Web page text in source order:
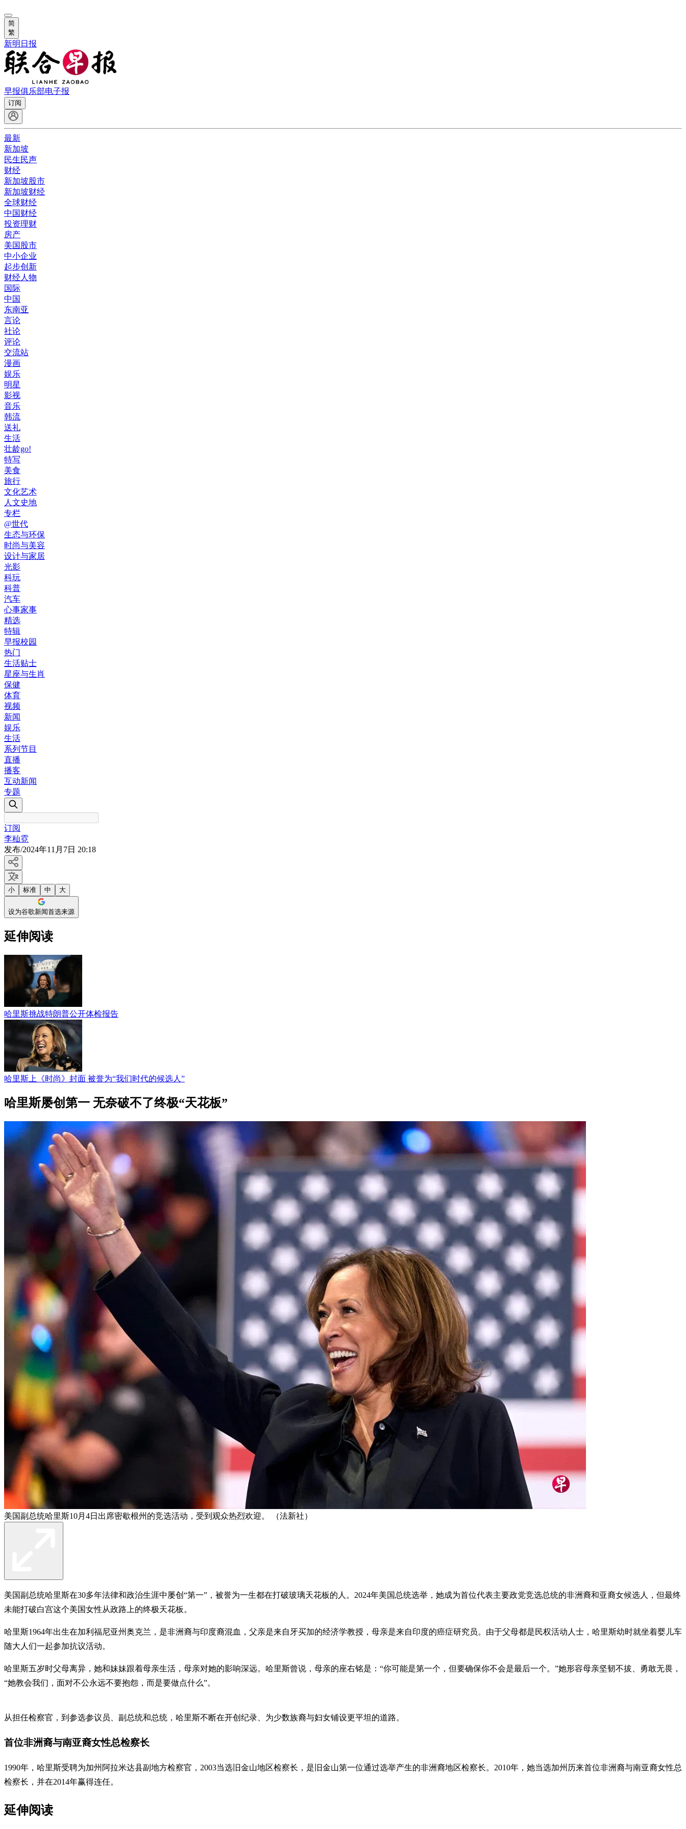
简
繁
新明日报
早报俱乐部电子报
订阅
最新
新加坡
民生民声
财经
新加坡股市
新加坡财经
全球财经
中国财经
投资理财
房产
美国股市
中小企业
起步创新
财经人物
国际
中国
东南亚
言论
社论
评论
交流站
漫画
娱乐
明星
影视
音乐
韩流
送礼
生活
壮龄go!
特写
美食
旅行
文化艺术
人文史地
专栏
@世代
生态与环保
时尚与美容
设计与家居
光影
科玩
科普
汽车
心事家事
精选
特辑
早报校园
热门
生活贴士
星座与生肖
保健
体育
视频
新闻
娱乐
生活
系列节目
直播
播客
互动新闻
专题
订阅
李秈霓
发布/2024年11月7日 20:18
小 标准 中 大
设为谷歌新闻首选来源
延伸阅读
哈里斯挑战特朗普公开体检报告
哈里斯上《时尚》封面 被誉为“我们时代的候选人”
哈里斯屡创第一 无奈破不了终极“天花板”
美国副总统哈里斯10月4日出席密歇根州的竞选活动，受到观众热烈欢迎。 （法新社）
美国副总统哈里斯在30多年法律和政治生涯中屡创“第一”，被誉为一生都在打破玻璃天花板的人。2024年美国总统选举，她成为首位代表主要政党竞选总统的非洲裔和亚裔女候选人，但最终
未能打破白宫这个美国女性从政路上的终极天花板。
哈里斯1964年出生在加利福尼亚州奥克兰，是非洲裔与印度裔混血，父亲是来自牙买加的经济学教授，母亲是来自印度的癌症研究员。由于父母都是民权活动人士，哈里斯幼时就坐着婴儿车
随大人们一起参加抗议活动。
哈里斯五岁时父母离异，她和妹妹跟着母亲生活，母亲对她的影响深远。哈里斯曾说，母亲的座右铭是：“你可能是第一个，但要确保你不会是最后一个。”她形容母亲坚韧不拔、勇敢无畏，
“她教会我们，面对不公永远不要抱怨，而是要做点什么”。
从担任检察官，到参选参议员、副总统和总统，哈里斯不断在开创纪录、为少数族裔与妇女铺设更平坦的道路。
首位非洲裔与南亚裔女性总检察长
1990年，哈里斯受聘为加州阿拉米达县副地方检察官，2003当选旧金山地区检察长，是旧金山第一位通过选举产生的非洲裔地区检察长。2010年，她当选加州历来首位非洲裔与南亚裔女性总
检察长，并在2014年赢得连任。
延伸阅读